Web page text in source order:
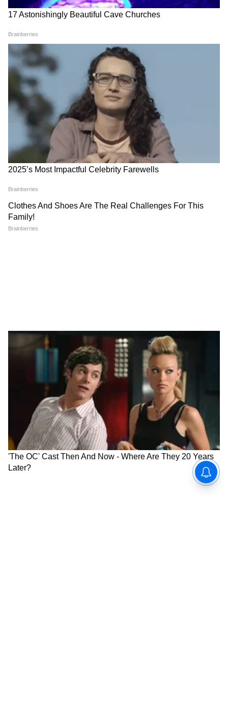
LATEST VIDEOS
संजय राऊतांचा इशारा, नाशिकच्या खड्ड्यांवर
आंदोलन; ‘पै-पैचा हिशोब’ | Nashik |
Fadnavis | Kumbh Mela
राज ठाकरेंनी सांगितलं मुंबई-गोवा महामार्ग का
रखडला? | Mumbai Goa Highway |
Konkan | Nitin Gadkari